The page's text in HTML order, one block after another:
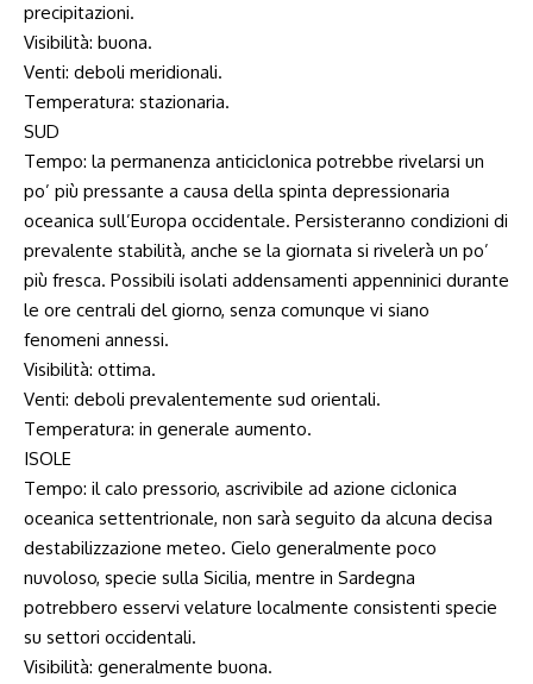
precipitazioni.
Visibilità: buona.
Venti: deboli meridionali.
Temperatura: stazionaria.
SUD
Tempo: la permanenza anticiclonica potrebbe rivelarsi un
po’ più pressante a causa della spinta depressionaria
oceanica sull’Europa occidentale. Persisteranno condizioni di
prevalente stabilità, anche se la giornata si rivelerà un po’
più fresca. Possibili isolati addensamenti appenninici durante
le ore centrali del giorno, senza comunque vi siano
fenomeni annessi.
Visibilità: ottima.
Venti: deboli prevalentemente sud orientali.
Temperatura: in generale aumento.
ISOLE
Tempo: il calo pressorio, ascrivibile ad azione ciclonica
oceanica settentrionale, non sarà seguito da alcuna decisa
destabilizzazione meteo. Cielo generalmente poco
nuvoloso, specie sulla Sicilia, mentre in Sardegna
potrebbero esservi velature localmente consistenti specie
su settori occidentali.
Visibilità: generalmente buona.